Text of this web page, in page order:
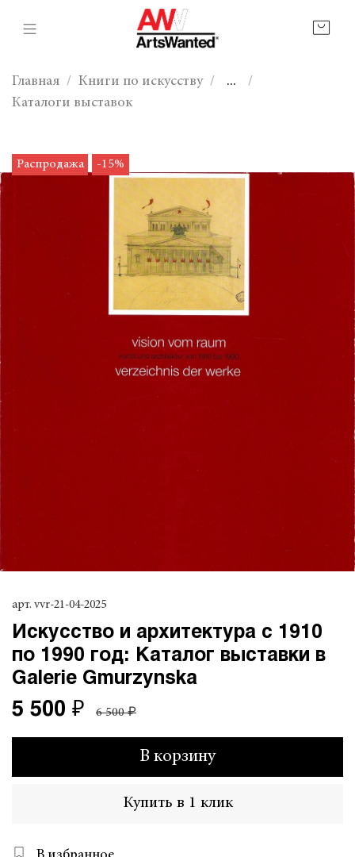
Главная Книги по искусству
...
Каталоги выставок
Распродажа -15%
арт. vvr-21-04-2025
Искусство и архитектура с 1910
по 1990 год: Каталог выставки в
Galerie Gmurzynska
5 500 ₽ 6 500 ₽
В корзину
Купить в 1 клик